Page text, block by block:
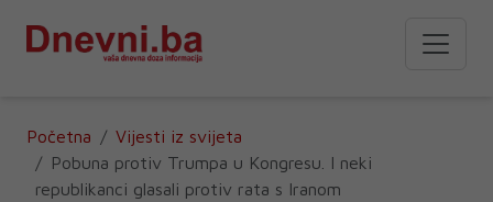
Početna
Vijesti iz svijeta
Pobuna protiv Trumpa u Kongresu. I neki
republikanci glasali protiv rata s Iranom